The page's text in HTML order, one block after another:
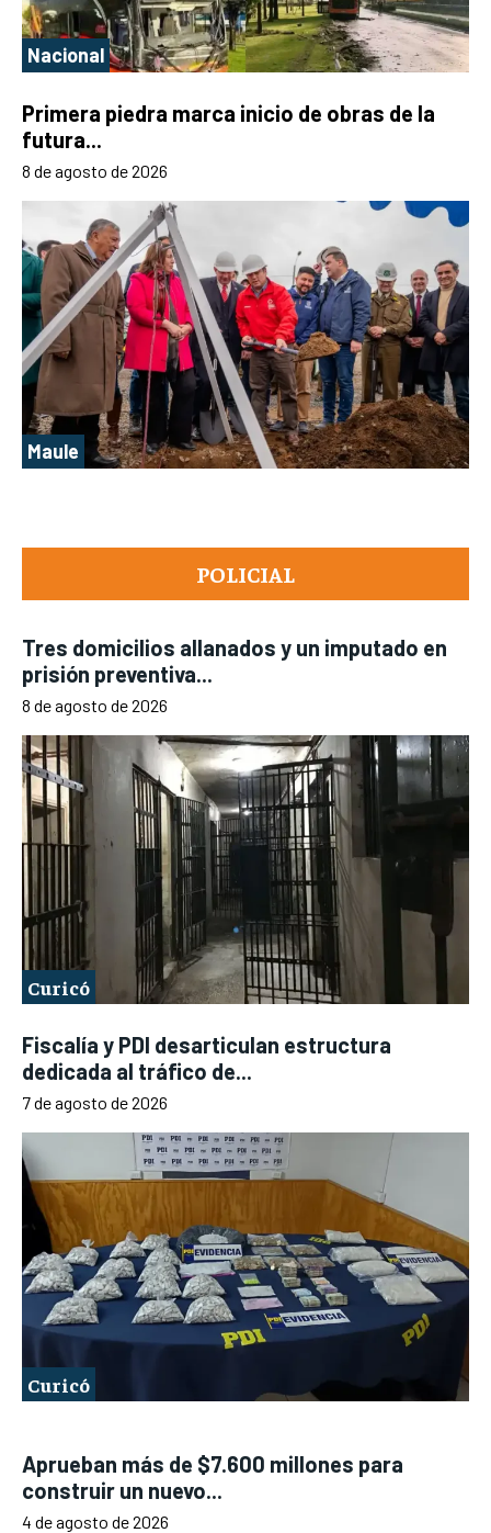
POLICIAL
Tres domicilios allanados y un imputado en
prisión preventiva...
8 de agosto de 2026
Curicó
Fiscalía y PDI desarticulan estructura
dedicada al tráfico de...
7 de agosto de 2026
Curicó
Aprueban más de $7.600 millones para
construir un nuevo...
4 de agosto de 2026
Nacional
Primera piedra marca inicio de obras de la
futura...
8 de agosto de 2026
Maule